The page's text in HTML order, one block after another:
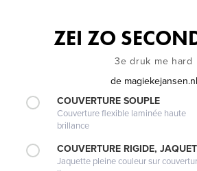
ZEI ZO
3e druk me hard
de magiekejansen.nl
COUVERTURE SOUPLE
Couverture flexible laminée haute
brillance
COUVERTURE RIGIDE,
Jaquette pleine couleur sur